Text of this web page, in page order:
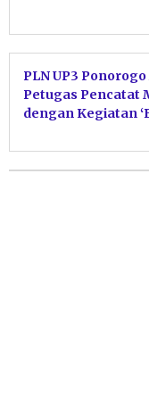
PLN UP3
Petugas Pencatat
dengan Kegiatan